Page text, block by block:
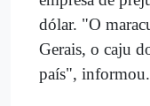
dólar. "O
Gerais, o caju
país", informou.